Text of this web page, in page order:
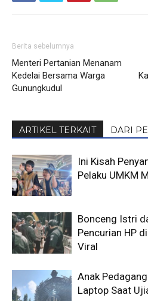
Berita sebelumnya
Menteri Pertanian Menanam
Kedelai Bersama Warga
Gunungkudul
ARTIKEL TERKAIT DARI
Ini Kisah
Pelaku UMKM
Bonceng Istri
Pencurian HP
Viral
Anak
Laptop Saat